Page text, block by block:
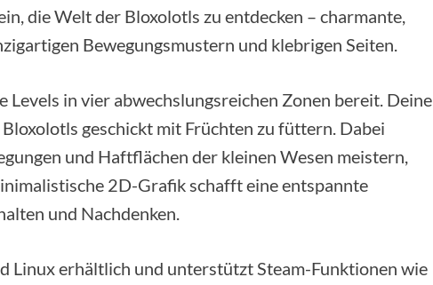
die Welt der Bloxolotls zu entdecken – charmante,
Bewegungsmustern und klebrigen Seiten.
Levels in vier abwechslungsreichen Zonen bereit. Deine
geschickt mit Früchten zu füttern. Dabei
und Haftflächen der kleinen Wesen meistern,
2D-Grafik schafft eine entspannte
und Nachdenken.
Linux erhältlich und unterstützt Steam-Funktionen wie